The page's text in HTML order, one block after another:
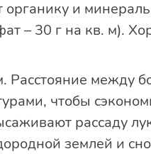
органику и
– 30 г на кв. м).
Расстояние между
чтобы
рассаду
землей и